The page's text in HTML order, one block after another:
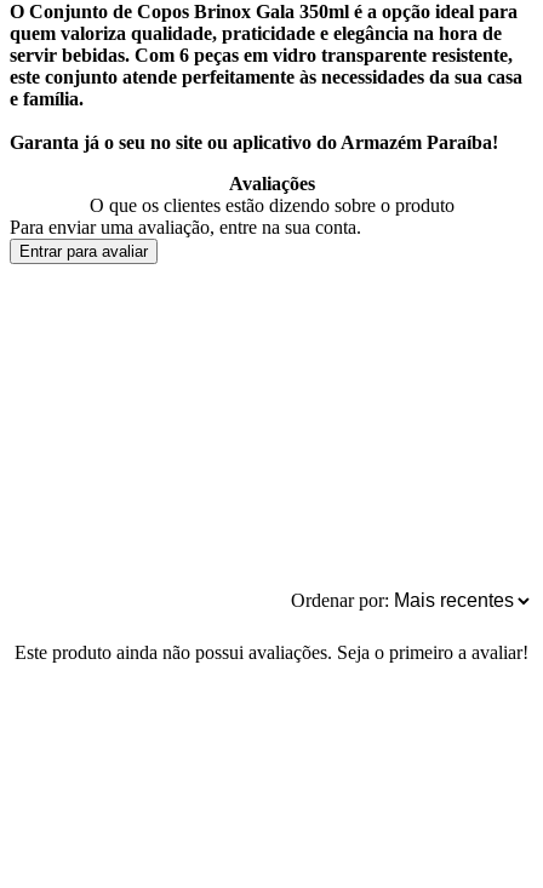
O Conjunto de Copos Brinox Gala 350ml é a opção ideal para
quem valoriza qualidade, praticidade e elegância na hora de
servir bebidas. Com 6 peças em vidro transparente resistente,
este conjunto atende perfeitamente às necessidades da sua casa
e família.
Garanta já o seu no site ou aplicativo do Armazém Paraíba!
Avaliações
O que os clientes estão dizendo sobre o produto
Para enviar uma avaliação, entre na sua conta.
Entrar para avaliar
Ordenar por:
Este produto ainda não possui avaliações. Seja o primeiro a avaliar!